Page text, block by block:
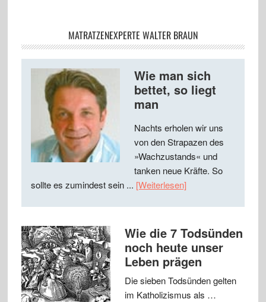
MATRATZENEXPERTE WALTER BRAUN
Wie man sich
bettet, so liegt
man
Nachts erholen wir uns
von den Strapazen des
»Wachzustands« und
tanken neue Kräfte. So
sollte es zumindest sein ... [Weiterlesen]
Wie die 7 Todsünden
noch heute unser
Leben prägen
Die sieben Todsünden gelten
im Katholizismus als …